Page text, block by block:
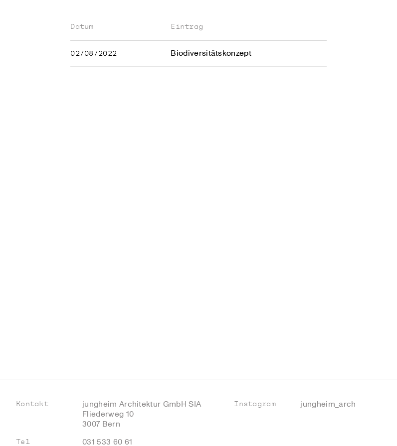
Datum Eintrag
02/08/2022 Biodiversitätskonzept
Kontakt
jungheim Architektur GmbH SIA
Fliederweg 10
3007 Bern
Tel 031 533 60 61
Instagram jungheim_arch